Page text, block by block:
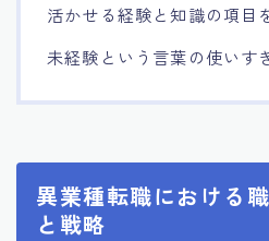
活かせる経験と知識の項目
未経験という言葉の使いす
異業種転職における
と戦略